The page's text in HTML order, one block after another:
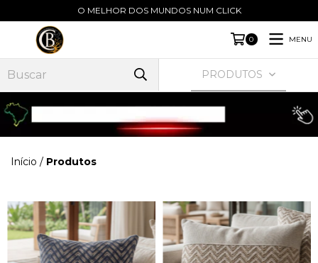
O MELHOR DOS MUNDOS NUM CLICK
0 MENU
PRODUTOS
Início / Produtos